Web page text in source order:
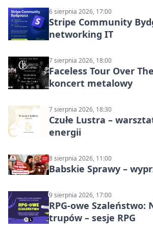
6 sierpnia 2026, 17:00
Stripe Community
networking IT
7 sierpnia 2026, 18:00
Faceless Tour Over
koncert metalowy
7 sierpnia 2026, 18:30
Czułe Lustra –
energii
8 sierpnia 2026, 11:00
Babskie Sprawy –
9 sierpnia 2026, 17:00
RPG-owe Szaleństwo:
trupów – sesje RPG